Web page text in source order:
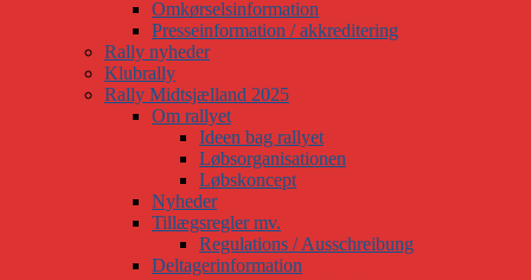
Omkørselsinformation
Presseinformation / akkreditering
Rally nyheder
Klubrally
Rally Midtsjælland 2025
Om rallyet
Ideen bag rallyet
Løbsorganisationen
Løbskoncept
Nyheder
Tillægsregler mv.
Regulations / Ausschreibung
Deltagerinformation